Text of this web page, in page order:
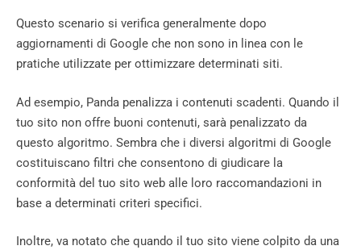
Questo scenario si verifica generalmente dopo
aggiornamenti di Google che non sono in linea con le
pratiche utilizzate per ottimizzare determinati siti.
Ad esempio, Panda penalizza i contenuti scadenti. Quando il
tuo sito non offre buoni contenuti, sarà penalizzato da
questo algoritmo. Sembra che i diversi algoritmi di Google
costituiscano filtri che consentono di giudicare la
conformità del tuo sito web alle loro raccomandazioni in
base a determinati criteri specifici.
Inoltre, va notato che quando il tuo sito viene colpito da una